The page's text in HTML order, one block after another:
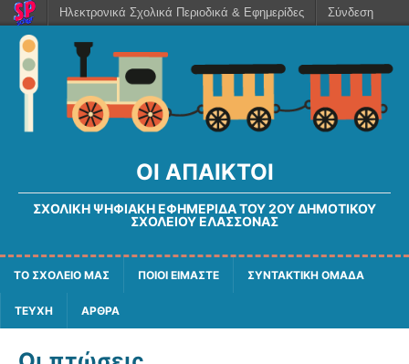
ΟΙ ΆΠΑΙΚΤΟΙ
ΣΧΟΛΙΚΉ ΨΗΦΙΑΚΉ ΕΦΗΜΕΡΊΔΑ ΤΟΥ 2ΟΥ ΔΗΜΟΤΙΚΟΎ
ΣΧΟΛΕΊΟΥ ΕΛΑΣΣΌΝΑΣ
ΤΟ ΣΧΟΛΕΙΟ ΜΑΣ ΠΟΙΟΙ ΕΙΜΑΣΤΕ ΣΥΝΤΑΚΤΙΚΗ ΟΜΑΔΑ
ΤΕΥΧΗ ΑΡΘΡΑ
Ηλεκτρονικά Σχολικά Περιοδικά & Εφημερίδες Σύνδεση